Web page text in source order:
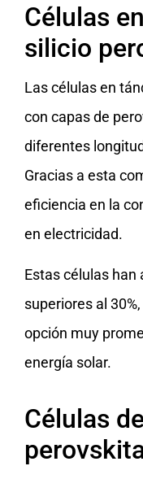
Células
silicio
Las células en
con capas de
diferentes
Gracias a esta
eficiencia en la
en electricidad.
Estas células
superiores al
opción muy
energía solar.
Células